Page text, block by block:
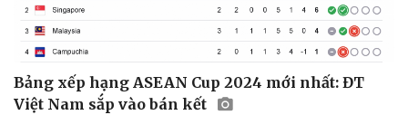
Bảng xếp hạng ASEAN Cup 2024 mới nhất: ĐT
Việt Nam sắp vào bán kết